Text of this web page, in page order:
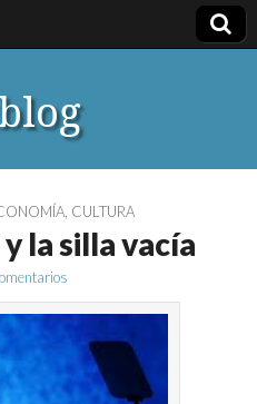
CULTURA
la silla vacía